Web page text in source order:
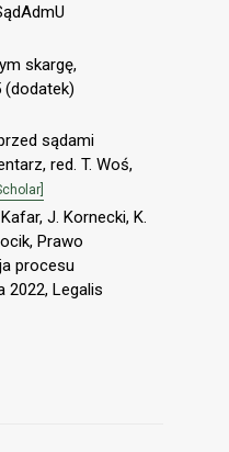
skargę,
(dodatek)
sądami
red. T. Woś,
J. Kornecki, K.
Prawo
procesu
2022, Legalis